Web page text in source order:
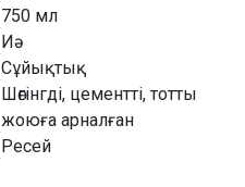
750 мл
Иә
Сұйықтық
Шөгінгді, цементті, тотты
жоюға арналған
Ресей